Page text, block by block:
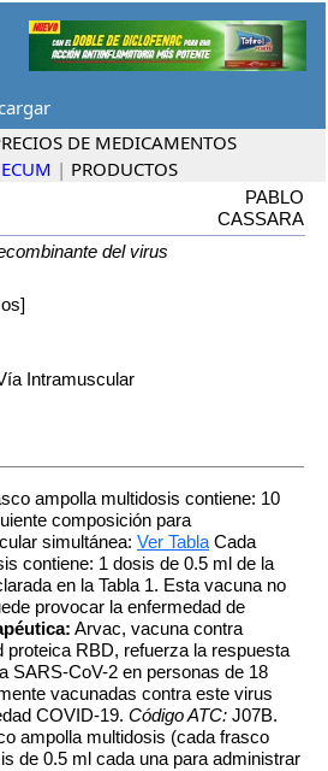
DE MEDICAMENTOS
| PRODUCTOS
PABLO
CASSARA
del virus
Intramuscular
ampolla multidosis contiene: 10
composición para
simultánea: Ver Tabla Cada
contiene: 1 dosis de 0.5 ml de la
en la Tabla 1. Esta vacuna no
provocar la enfermedad de
Arvac, vacuna contra
proteica RBD, refuerza la respuesta
SARS-CoV-2 en personas de 18
vacunadas contra este virus
COVID-19. Código ATC: J07B.
ampolla multidosis (cada frasco
de 0.5 ml cada una para administrar